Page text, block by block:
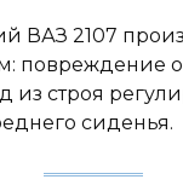
ВАЗ 2107
повреждение
из строя
сиденья.